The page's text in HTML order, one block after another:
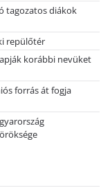
tagozatos diákok
repülőtér
korábbi nevüket
forrás át fogja